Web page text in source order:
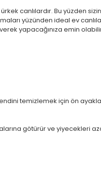
canlılardır. Bu yüzden
yüzünden ideal ev
yapacağınıza emin
temizlemek için ön
götürür ve yiyecekleri